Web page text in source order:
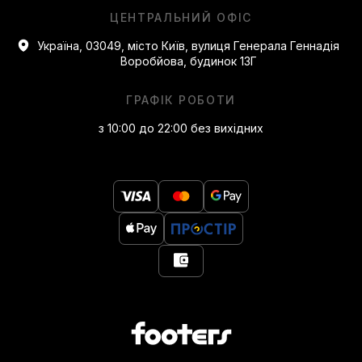
ЦЕНТРАЛЬНИЙ ОФІС
Україна, 03049, місто Київ, вулиця Генерала Геннадія
Воробйова, будинок 13Г
ГРАФІК РОБОТИ
з 10:00 до 22:00 без вихідних